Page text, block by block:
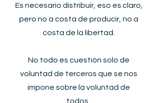
Es necesario distribuir, eso es claro,
pero no a costa de producir, no a
costa de la libertad.​
No todo es cuestión solo de
voluntad de terceros que se nos
impone sobre la voluntad de
todos.